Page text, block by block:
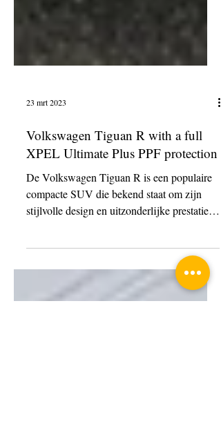
23 mrt 2023
Volkswagen Tiguan R with a full
De Volkswagen Tiguan R is een populaire
compacte SUV die bekend staat om zijn
stijlvolle design en uitzonderlijke prestaties.